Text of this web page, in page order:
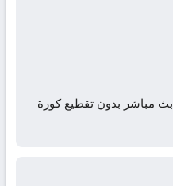
مشاهدة قناة اون تايم سبورت 2 بث مباشر بدون تقطيع كورة